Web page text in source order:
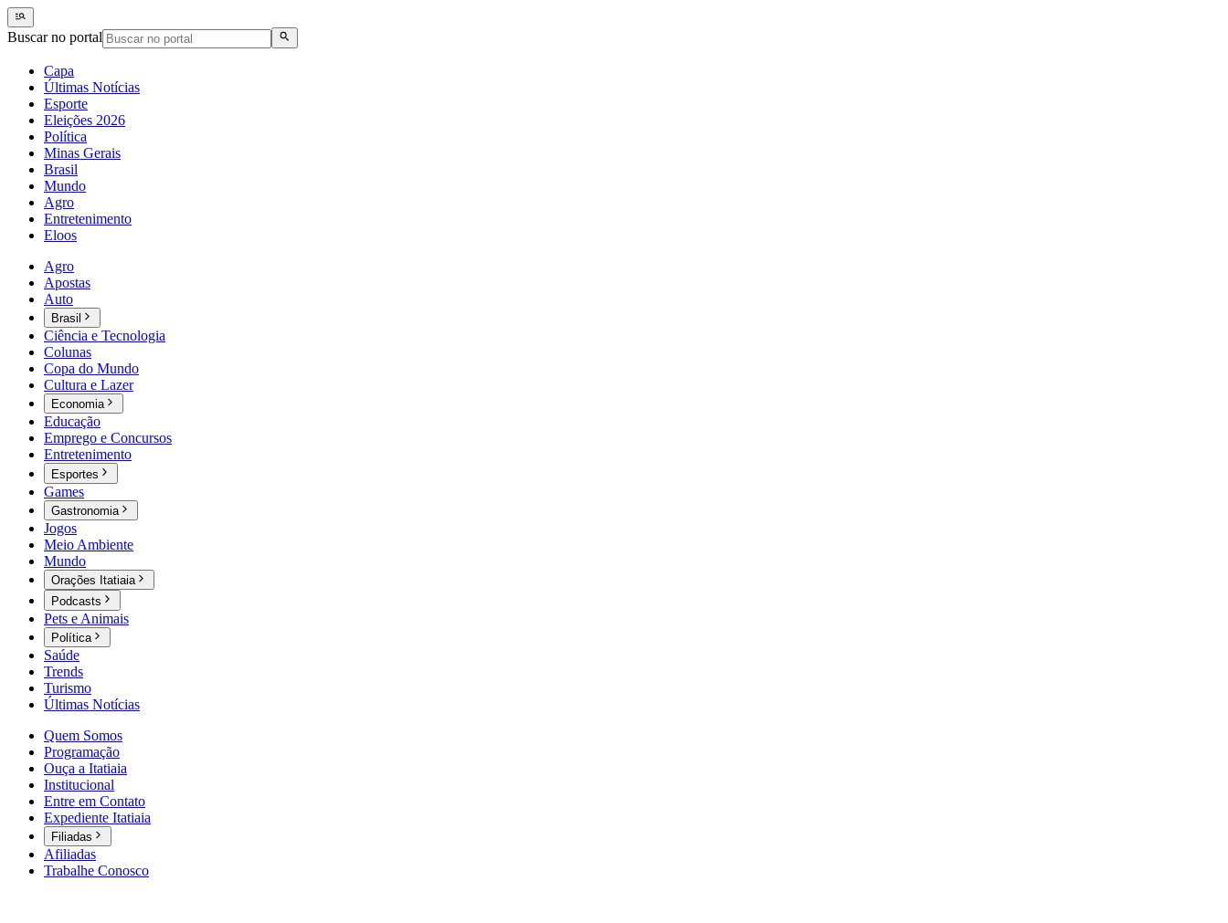
Buscar no portal
Capa
Últimas Notícias
Esporte
Eleições 2026
Política
Minas Gerais
Brasil
Mundo
Agro
Entretenimento
Eloos
Agro
Apostas
Auto
Brasil
Ciência e Tecnologia
Colunas
Copa do Mundo
Cultura e Lazer
Economia
Educação
Emprego e Concursos
Entretenimento
Esportes
Games
Gastronomia
Jogos
Meio Ambiente
Mundo
Orações Itatiaia
Podcasts
Pets e Animais
Política
Saúde
Trends
Turismo
Últimas Notícias
Quem Somos
Programação
Ouça a Itatiaia
Institucional
Entre em Contato
Expediente Itatiaia
Filiadas
Afiliadas
Trabalhe Conosco